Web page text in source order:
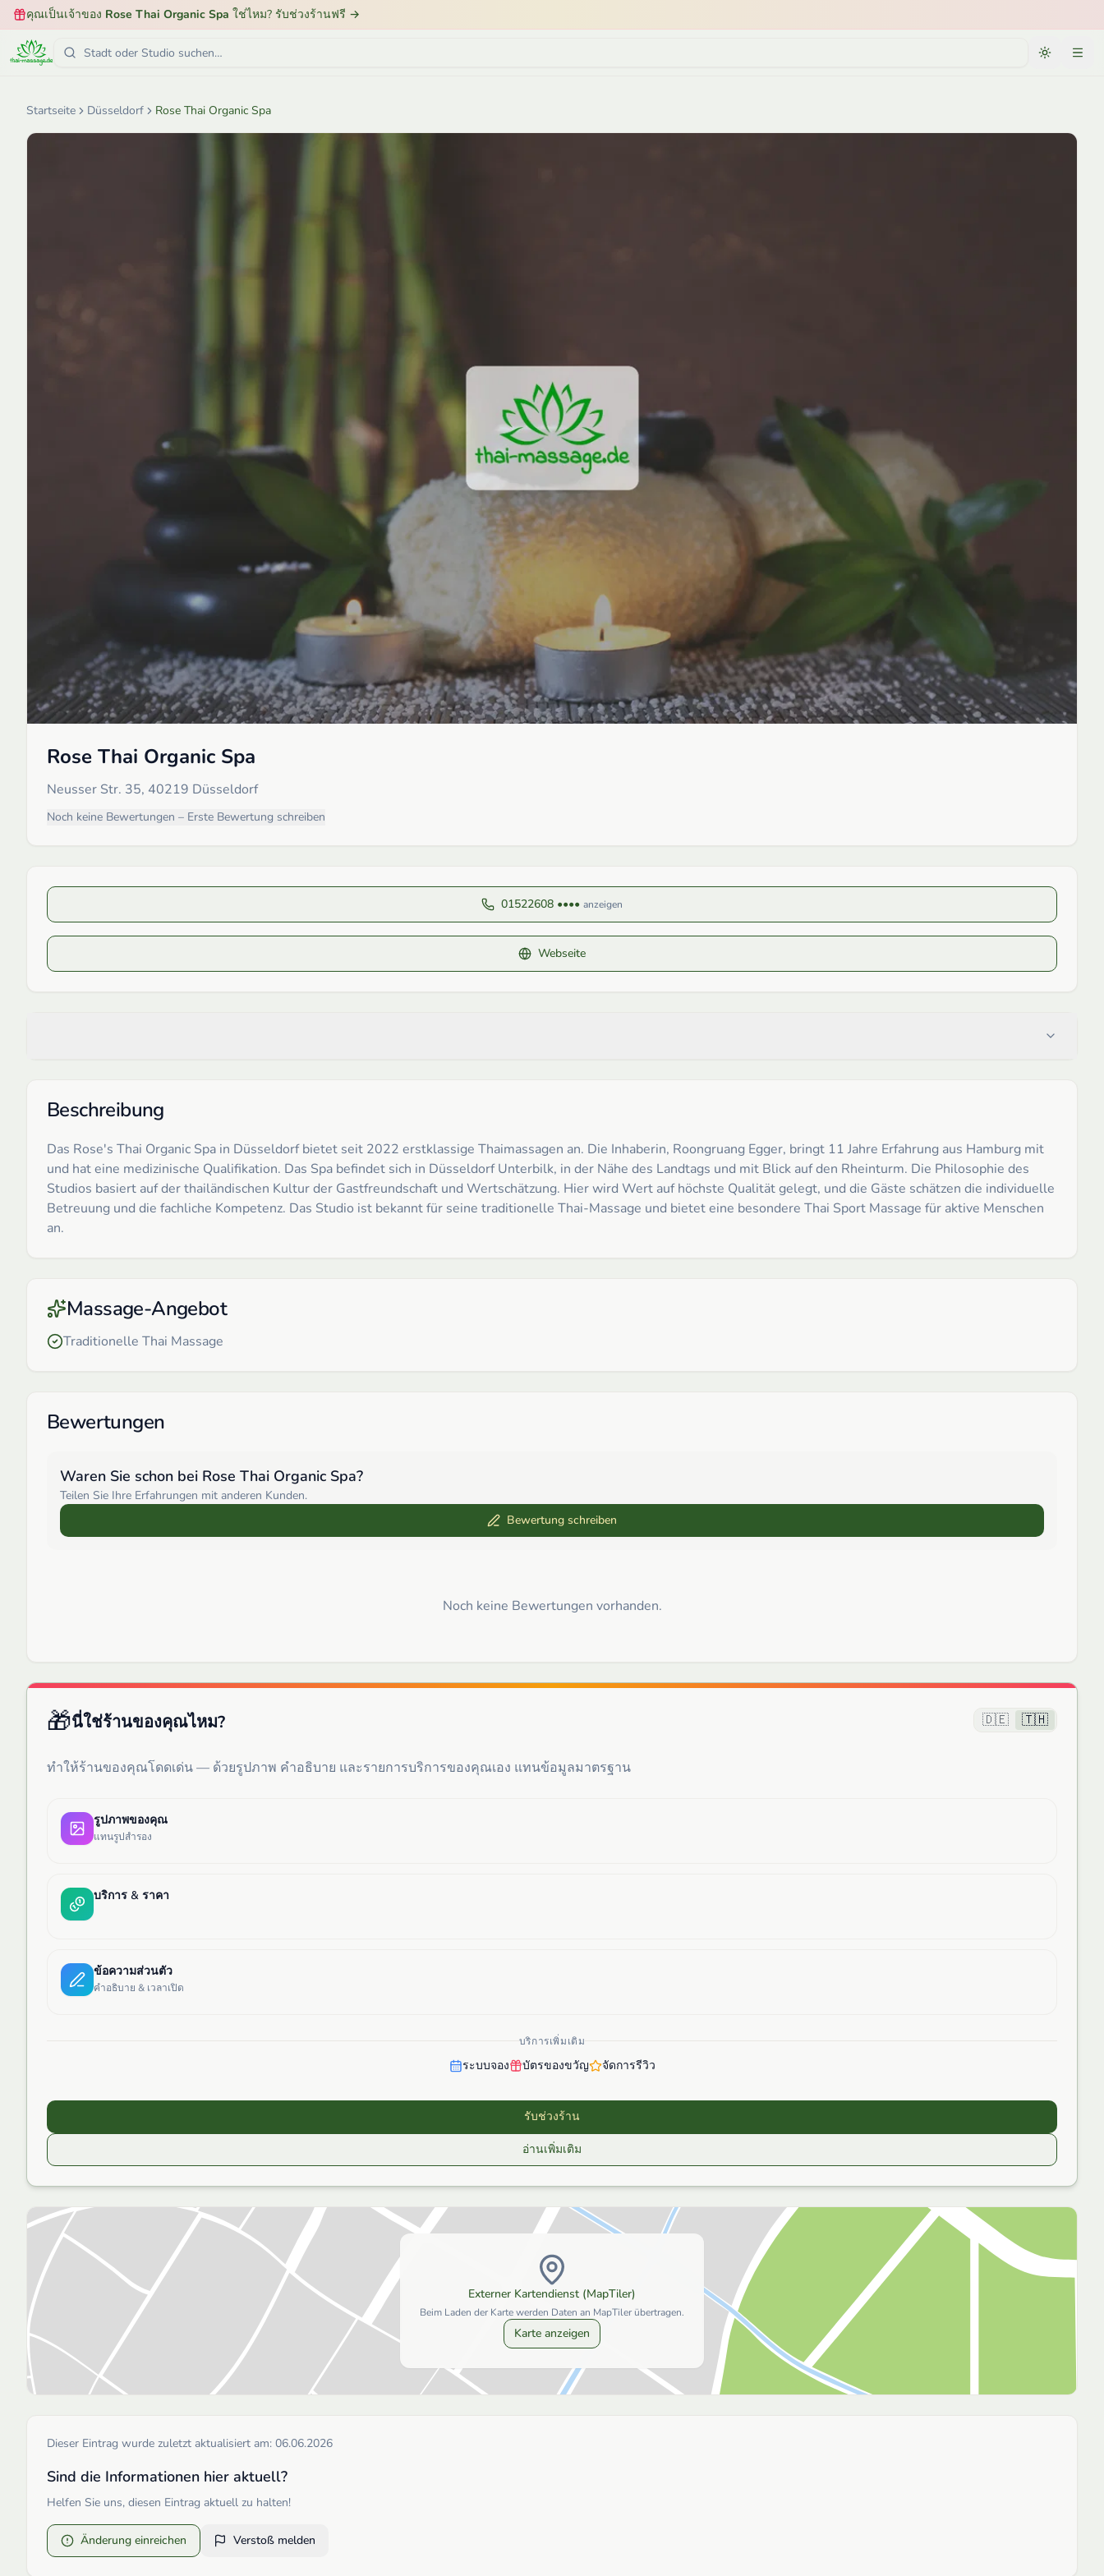
คุณเป็นเจ้าของ Rose Thai Organic Spa ใช่ไหม? รับช่วงร้านฟรี →
Startseite Düsseldorf Rose Thai Organic Spa
Rose Thai Organic Spa
Neusser Str. 35, 40219 Düsseldorf
Noch keine Bewertungen – Erste Bewertung schreiben
01522608 •••• anzeigen
Webseite
Beschreibung
Das Rose's Thai Organic Spa in Düsseldorf bietet seit 2022 erstklassige Thaimassagen an. Die Inhaberin, Roongruang Egger, bringt 11 Jahre Erfahrung aus Hamburg mit
und hat eine medizinische Qualifikation. Das Spa befindet sich in Düsseldorf Unterbilk, in der Nähe des Landtags und mit Blick auf den Rheinturm. Die Philosophie des
Studios basiert auf der thailändischen Kultur der Gastfreundschaft und Wertschätzung. Hier wird Wert auf höchste Qualität gelegt, und die Gäste schätzen die individuelle
Betreuung und die fachliche Kompetenz. Das Studio ist bekannt für seine traditionelle Thai-Massage und bietet eine besondere Thai Sport Massage für aktive Menschen
an.
Massage-Angebot
Traditionelle Thai Massage
Bewertungen
Waren Sie schon bei Rose Thai Organic Spa?
Teilen Sie Ihre Erfahrungen mit anderen Kunden.
Bewertung schreiben
Noch keine Bewertungen vorhanden.
🎁นี่ใช่ร้านของคุณไหม? 🇩🇪 🇹🇭
ทำให้ร้านของคุณโดดเด่น — ด้วยรูปภาพ คำอธิบาย และรายการบริการของคุณเอง แทนข้อมูลมาตรฐาน
รูปภาพของคุณ
แทนรูปสำรอง
บริการ & ราคา
ข้อความส่วนตัว
คำอธิบาย & เวลาเปิด
บริการเพิ่มเติม
ระบบจอง บัตรของขวัญ จัดการรีวิว
รับช่วงร้าน
อ่านเพิ่มเติม
Externer Kartendienst (MapTiler)
Beim Laden der Karte werden Daten an MapTiler übertragen.
Karte anzeigen
Dieser Eintrag wurde zuletzt aktualisiert am: 06.06.2026
Sind die Informationen hier aktuell?
Helfen Sie uns, diesen Eintrag aktuell zu halten!
Änderung einreichen Verstoß melden